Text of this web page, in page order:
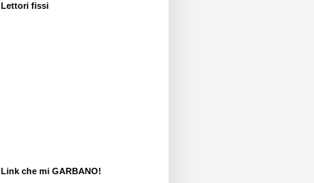
Lettori fissi
Link che mi GARBANO!